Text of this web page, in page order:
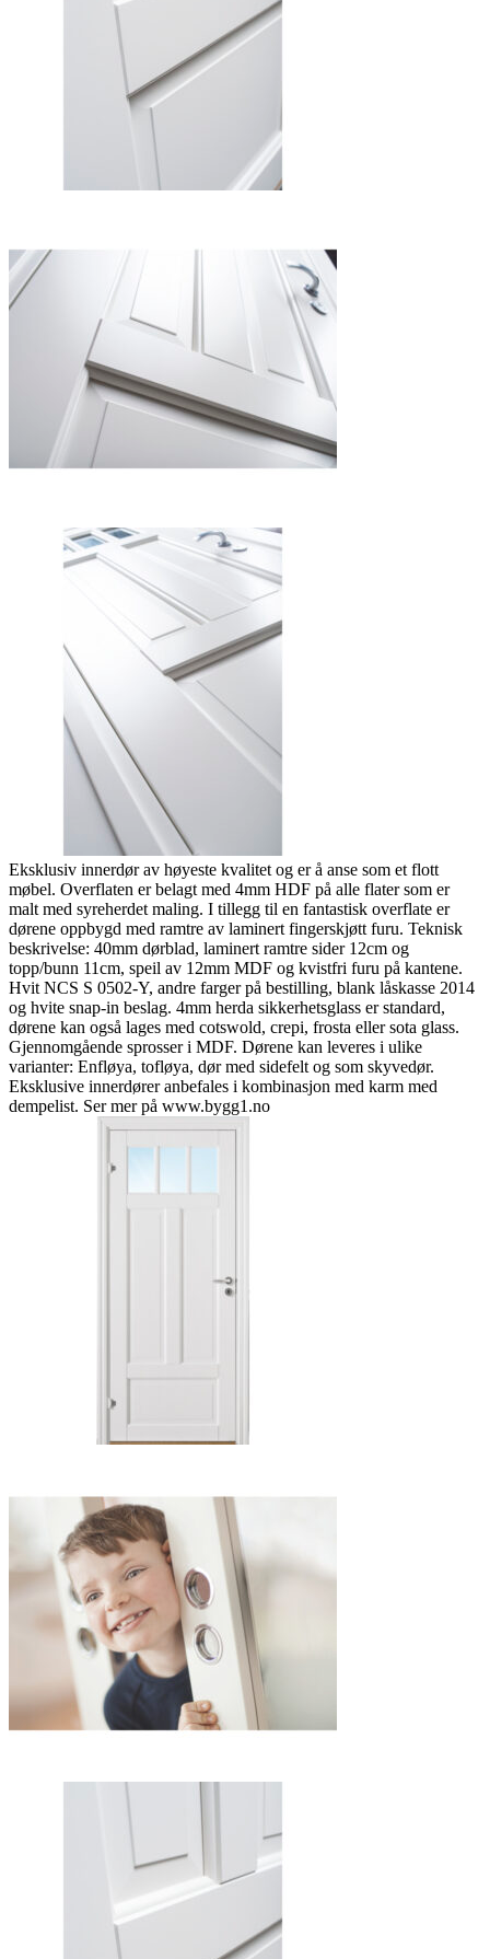
Eksklusiv innerdør av høyeste kvalitet og er å anse som et flott
møbel. Overflaten er belagt med 4mm HDF på alle flater som er
malt med syreherdet maling. I tillegg til en fantastisk overflate er
dørene oppbygd med ramtre av laminert fingerskjøtt furu. Teknisk
beskrivelse: 40mm dørblad, laminert ramtre sider 12cm og
topp/bunn 11cm, speil av 12mm MDF og kvistfri furu på kantene.
Hvit NCS S 0502-Y, andre farger på bestilling, blank låskasse 2014
og hvite snap-in beslag. 4mm herda sikkerhetsglass er standard,
dørene kan også lages med cotswold, crepi, frosta eller sota glass.
Gjennomgående sprosser i MDF. Dørene kan leveres i ulike
varianter: Enfløya, tofløya, dør med sidefelt og som skyvedør.
Eksklusive innerdører anbefales i kombinasjon med karm med
dempelist. Ser mer på www.bygg1.no